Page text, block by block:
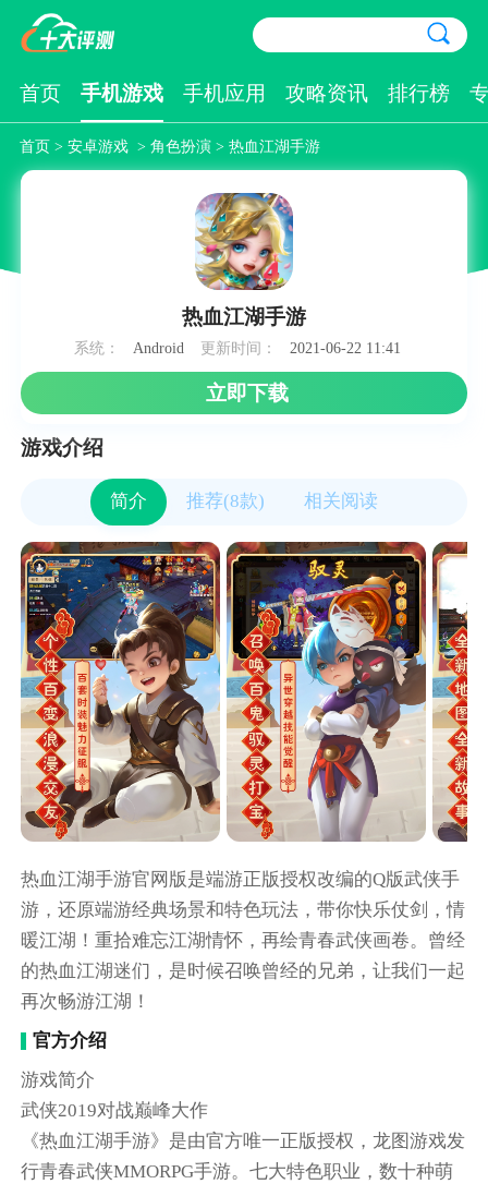
首页 手机游戏 手机应用 攻略资讯 排行榜
首页> 安卓游戏 > 角色扮演> 热血江湖手游
热血江湖手游
系统： Android 更新时间： 2021-06-22 11:41
立即下载
游戏介绍
简介 推荐(8款) 相关阅读
热血江湖手游官网版是端游正版授权改编的Q版武侠手
游，还原端游经典场景和特色玩法，带你快乐仗剑，情
暖江湖！重拾难忘江湖情怀，再绘青春武侠画卷。曾经
的热血江湖迷们，是时候召唤曾经的兄弟，让我们一起
再次畅游江湖！
官方介绍
游戏简介
武侠2019对战巅峰大作
《热血江湖手游》是由官方唯一正版授权，龙图游戏发
行青春武侠MMORPG手游。七大特色职业，数十种萌